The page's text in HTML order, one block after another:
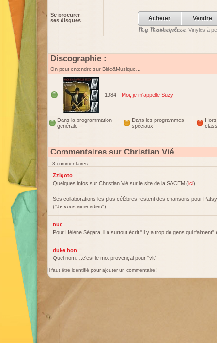
Se procurer
ses disques
Acheter Vendre
My Marketplace, Vinyles à
Discographie :
On peut entendre sur Bide&Musique…
1984 Moi, je m'appelle Suzy
Dans la programmation
générale
Dans les programmes
spéciaux
Hors
Commentaires sur Christian Vié
3 commentaires
Zzigoto
Quelques infos sur Christian Vié sur le site de la SACEM (ici).
Ses collaborations les plus célèbres restent des chansons pour
("Je vous aime adieu").
hug
Pour Hélène Ségara, il a surtout écrit "Il y a trop de gens qui t'aiment"
duke hon
Quel nom….c'est le mot provençal pour "vit"
Il faut être identifié pour ajouter un commentaire !